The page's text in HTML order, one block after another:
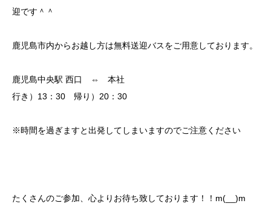
迎です＾＾
鹿児島市内からお越し方は無料送迎バスをご用意しております。
鹿児島中央駅 西口 ⇔ 本社
行き）13：30 帰り）20：30
※時間を過ぎますと出発してしまいますのでご注意ください
たくさんのご参加、心よりお待ち致しております！！m(__)m